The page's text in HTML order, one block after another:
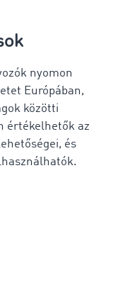
nyomon
Európában,
közötti
értékelhetők az
és